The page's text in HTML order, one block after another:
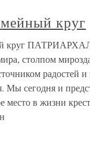
круг
круг
столпом
радостей
Мы сегодня и
место в жизни